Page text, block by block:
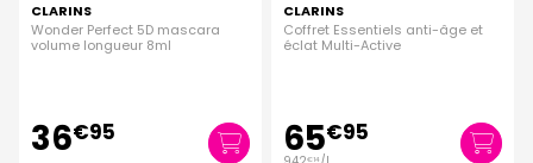
CLARINS
Wonder Perfect 5D mascara
volume longueur 8ml
36€95
CLARINS
Coffret Essentiels anti-âge et
éclat Multi-Active
65€95
€ 14